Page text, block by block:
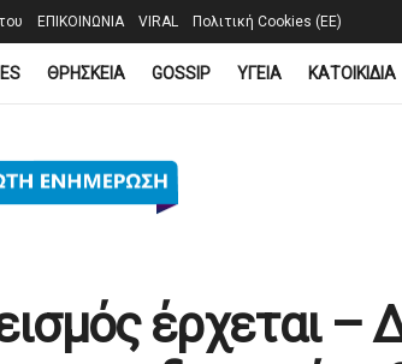
ΕΠΙΚΟΙΝΩΝΙΑ VIRAL Πολιτική Cookies (ΕΕ)
ΘΡΗΣΚΕΙΑ GOSSIP YΓΕΙΑ ΚΑΤΟΙΚΙΔΙΑ
έρχεται –